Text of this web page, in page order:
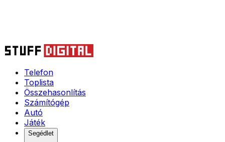
Telefon
Toplista
Összehasonlítás
Számítógép
Autó
Játék
Segédlet